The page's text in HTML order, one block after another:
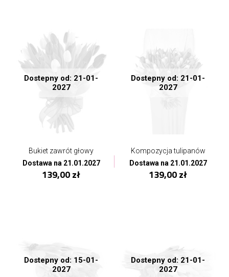
Dostepny od: 21-01-
2027
Bukiet zawrót głowy
Dostawa na 21.01.2027
139,00 zł
Dostepny od: 21-01-
2027
Kompozycja tulipanów
Dostawa na 21.01.2027
139,00 zł
Dostepny od: 15-01-
2027
Dostepny od: 21-01-
2027